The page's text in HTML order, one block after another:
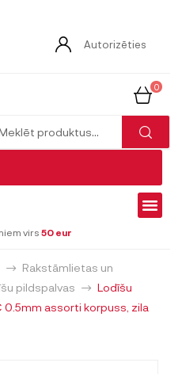
Autorizēties
0
virs 50 eur
Rakstāmlietas un
pildspalvas
Lodīšu
0.5mm assorti korpuss, zila